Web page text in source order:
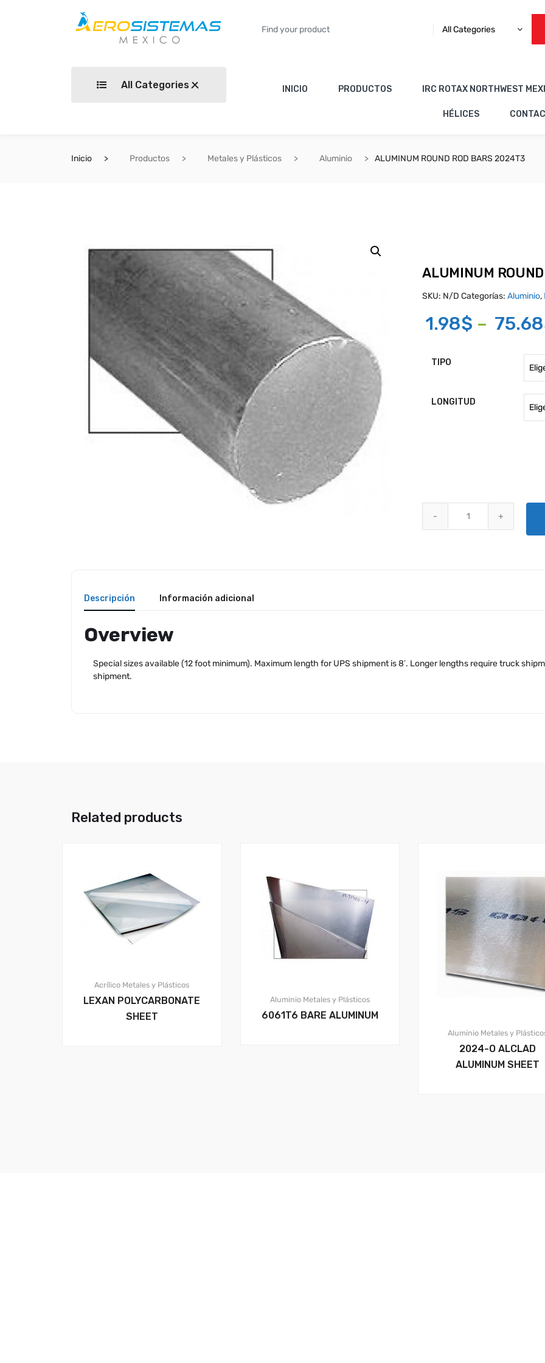
All Categories
All Categories INICIO PRODUCTOS IRC ROTAX NORTHWEST
HÉLICES
Inicio Productos Metales y Plásticos Aluminio ALUMINUM ROUND ROD BARS 2024T3
ALUMINUM
SKU: N/D Categorías:Aluminio,
1.98$ – 75.68
TIPO
LONGITUD
Descripción Información adicional
Overview
Special sizes available (12 foot minimum). Maximum length for UPS shipment is 8′. Longer lengths require truck
shipment.
Related products
Acrílico Metales y Plásticos
LEXAN POLYCARBONATE
SHEET
Aluminio Metales y Plásticos
6061T6 BARE ALUMINUM
Aluminio Metales y
2024-O ALCLAD
ALUMINUM SHEET